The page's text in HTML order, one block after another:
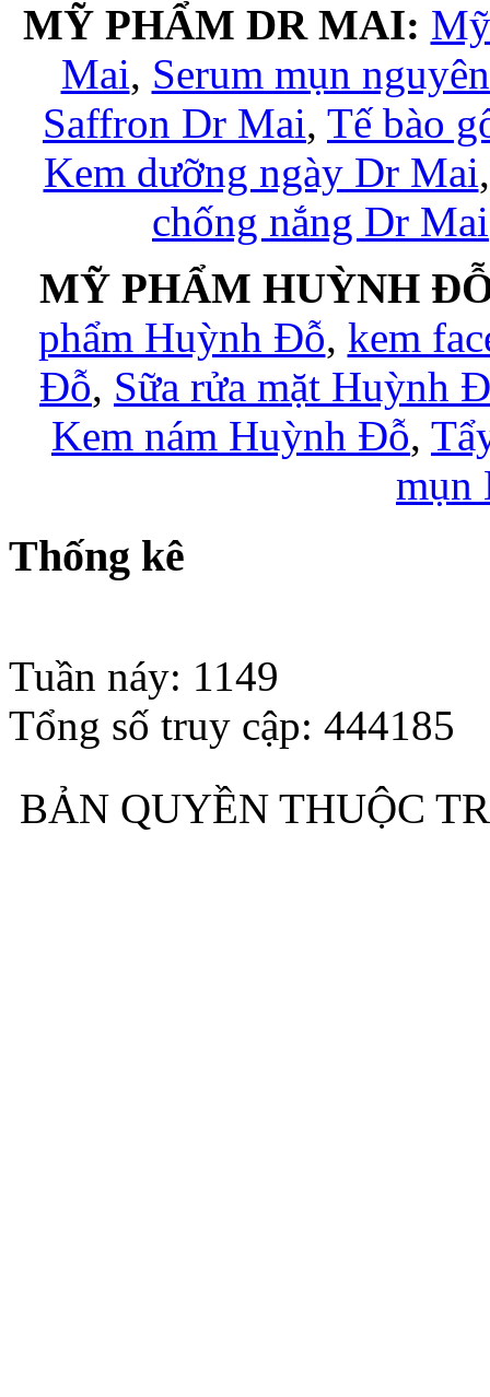
MỸ PHẨM DR MAI:
Mai, Serum mụn
Saffron Dr Mai, Tế bào
Kem dưỡng ngày Dr Mai
chống nắng Dr Mai
MỸ PHẨM HUỲNH
phẩm Huỳnh Đỗ, kem
Đỗ, Sữa rửa mặt Huỳnh
Kem nám Huỳnh Đỗ,
mụn
Thống kê
Tuần náy: 1149
Tổng số truy cập: 444185
BẢN QUYỀN THUỘC